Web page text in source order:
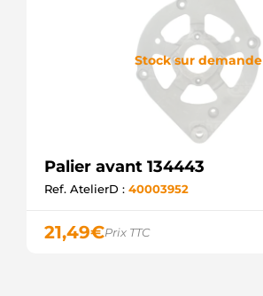
Stock sur demande
Palier avant 134443
Ref. AtelierD : 40003952
21,49€Prix TTC